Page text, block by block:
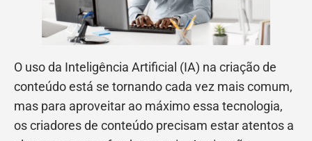
O uso da Inteligência Artificial (IA) na criação de
conteúdo está se tornando cada vez mais comum,
mas para aproveitar ao máximo essa tecnologia,
os criadores de conteúdo precisam estar atentos a